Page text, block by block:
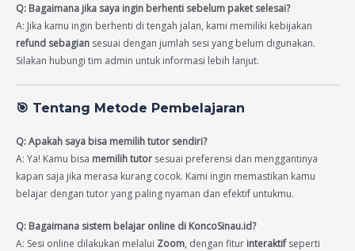
Q: Bagaimana jika saya ingin berhenti sebelum paket selesai?
A: Jika kamu ingin berhenti di tengah jalan, kami memiliki kebijakan
refund sebagian sesuai dengan jumlah sesi yang belum digunakan.
Silakan hubungi tim admin untuk informasi lebih lanjut.
🎯 Tentang Metode Pembelajaran
Q: Apakah saya bisa memilih tutor sendiri?
A: Ya! Kamu bisa memilih tutor sesuai preferensi dan menggantinya
kapan saja jika merasa kurang cocok. Kami ingin memastikan kamu
belajar dengan tutor yang paling nyaman dan efektif untukmu.
Q: Bagaimana sistem belajar online di KoncoSinau.id?
A: Sesi online dilakukan melalui Zoom, dengan fitur interaktifseperti